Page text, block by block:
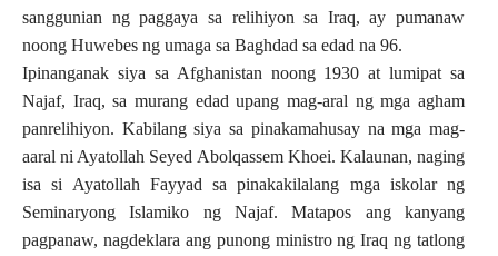
sanggunian ng paggaya sa relihiyon sa Iraq, ay pumanaw
noong Huwebes ng umaga sa Baghdad sa edad na 96.
Ipinanganak siya sa Afghanistan noong 1930 at lumipat sa
Najaf, Iraq, sa murang edad upang mag-aral ng mga agham
panrelihiyon. Kabilang siya sa pinakamahusay na mga mag-
aaral ni Ayatollah Seyed Abolqassem Khoei. Kalaunan, naging
isa si Ayatollah Fayyad sa pinakakilalang mga iskolar ng
Seminaryong Islamiko ng Najaf. Matapos ang kanyang
pagpanaw, nagdeklara ang punong ministro ng Iraq ng tatlong